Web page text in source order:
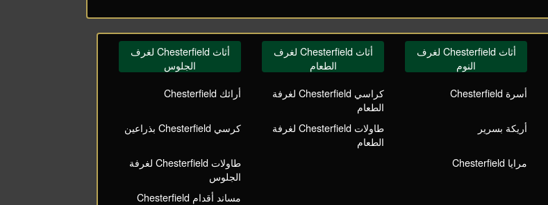
أثاث Chesterfield لغرف
الجلوس
أرائك Chesterfield
كرسي Chesterfield بذراعين
طاولات Chesterfield لغرفة
الجلوس
مساند أقدام Chesterfield
أثاث Chesterfield لغرف
الطعام
كراسي Chesterfield لغرفة
الطعام
طاولات Chesterfield لغرفة
الطعام
أثاث Chesterfield لغرف
النوم
أسرة Chesterfield
أريكة بسرير
مرايا Chesterfield